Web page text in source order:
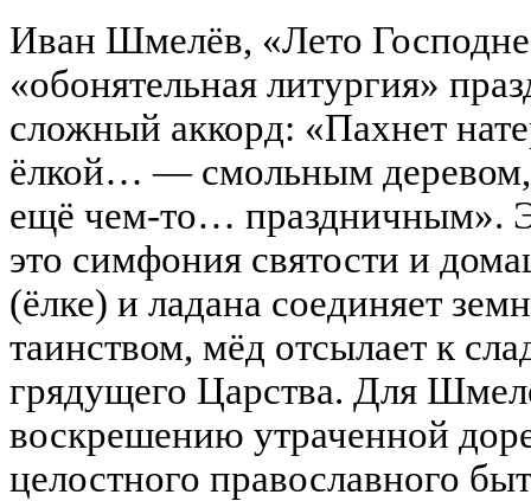
Иван Шмелёв, «Лето
«обонятельная литургия»
сложный аккорд: «Пахнет
ёлкой… — смольным
ещё чем-то… праздничным».
это симфония святости и
(ёлке) и ладана соединяет
таинством, мёд отсылает к
грядущего Царства. Для
воскрешению утраченной
целостного православного